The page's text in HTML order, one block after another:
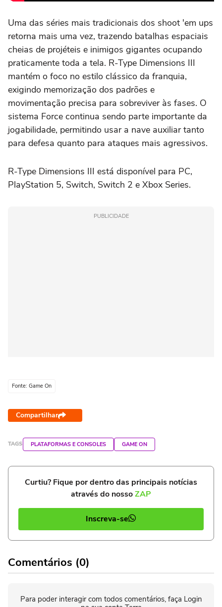
Uma das séries mais tradicionais dos shoot 'em ups
retorna mais uma vez, trazendo batalhas espaciais
cheias de projéteis e inimigos gigantes ocupando
praticamente toda a tela. R-Type Dimensions III
mantém o foco no estilo clássico da franquia,
exigindo memorização dos padrões e
movimentação precisa para sobreviver às fases. O
sistema Force continua sendo parte importante da
jogabilidade, permitindo usar a nave auxiliar tanto
para defesa quanto para ataques mais agressivos.
R-Type Dimensions III está disponível para PC,
PlayStation 5, Switch, Switch 2 e Xbox Series.
PUBLICIDADE
Fonte: Game On
Compartilhar
TAGS PLATAFORMAS E CONSOLES GAME ON
Curtiu? Fique por dentro das principais notícias
através do nossoZAP
Inscreva-se
Comentários (0)
Para poder interagir com todos comentários, faça Login